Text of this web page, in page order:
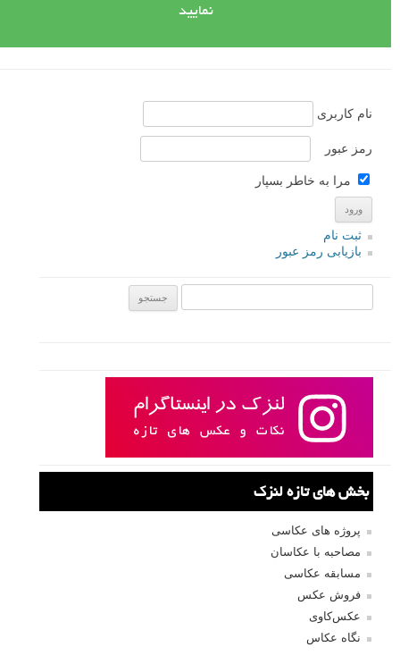
نمایید
نام کاربری
رمز عبور
مرا به خاطر بسپار
ثبت نام
بازیابی رمز عبور
بخش های تازه لنزک
پروژه های عکاسی
مصاحبه با عکاسان
مسابقه عکاسی
فروش عکس
عکس‌کاوی
نگاه عکاس